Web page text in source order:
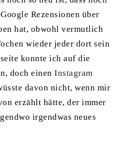
Rezensionen über
hat, obwohl vermutlich
wieder jeder dort sein
konnte ich auf die
doch einenInstagram
davon nicht, wenn mir
erzählt hätte, der immer
irgendwas neues